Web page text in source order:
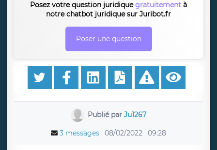
Posez votre question juridiquegratuitement à
notre chatbot juridique sur Juribot.fr
Poser une question
Publié parJu1267
3 messages 08/02/2022 09:28